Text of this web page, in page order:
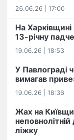
26.06.26 | 17:00
На
13-річну
19.06.26 | 18:53
У Павлограді
вимагав
19.06.26 | 18:36
Жах на
ліжку